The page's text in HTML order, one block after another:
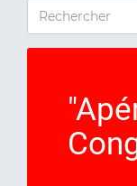
RECHERCHER